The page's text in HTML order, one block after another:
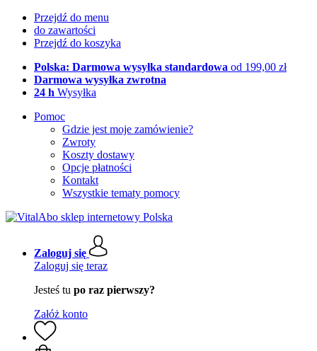
Przejdź do menu
do zawartości
Przejdź do koszyka
Polska: Darmowa wysyłka standardowa od 199,00 zł
Darmowa wysyłka zwrotna
24 h Wysyłka
Pomoc
Gdzie jest moje zamówienie?
Zwroty
Koszty dostawy
Opcje płatności
Kontakt
Wszystkie tematy pomocy
Zaloguj się
Zaloguj się teraz
Jesteś tu po raz pierwszy?
Załóż konto